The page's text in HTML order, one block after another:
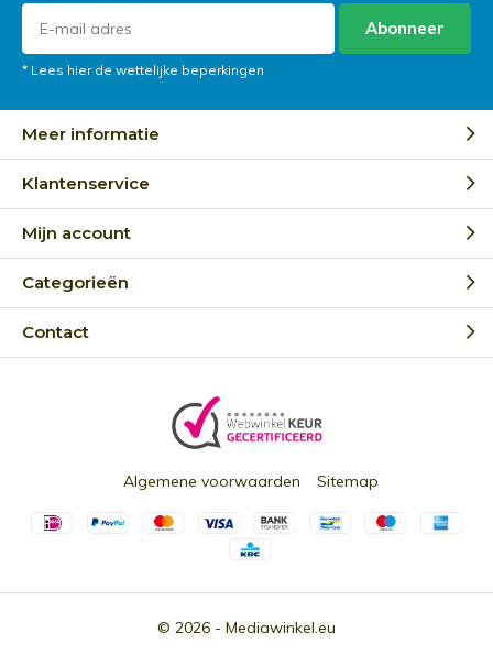
Abonneer
* Lees hier de wettelijke beperkingen
Meer informatie
Klantenservice
Mijn account
Categorieën
Contact
© 2026 - Mediawinkel.eu
Algemene voorwaarden Sitemap